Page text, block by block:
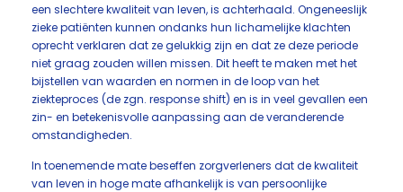
een slechtere kwaliteit van leven, is achterhaald. Ongeneeslijk
zieke patiënten kunnen ondanks hun lichamelijke klachten
oprecht verklaren dat ze gelukkig zijn en dat ze deze periode
niet graag zouden willen missen. Dit heeft te maken met het
bijstellen van waarden en normen in de loop van het
ziekteproces (de zgn. response shift) en is in veel gevallen een
zin- en betekenisvolle aanpassing aan de veranderende
omstandigheden.
In toenemende mate beseffen zorgverleners dat de kwaliteit
van leven in hoge mate afhankelijk is van persoonlijke